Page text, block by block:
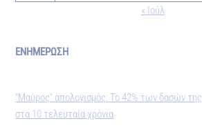
« Ιούλ
ΕΝΗΜΕΡΩΣΗ
“Μαύρος” απολογισμός: Το 42% των δασών
στα 10 τελευταία χρόνια